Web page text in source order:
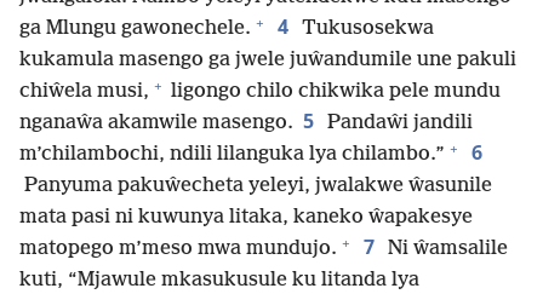
ga Mlungu gawonechele. + 4 Tukusosekwa
kukamula masengo ga jwele juŵandumile une pakuli
chiŵela musi, + ligongo chilo chikwika pele mundu
nganaŵa akamwile masengo. 5 Pandaŵi jandili
m’chilambochi, ndili lilanguka lya chilambo.” + 6
Panyuma pakuŵecheta yeleyi, jwalakwe ŵasunile
mata pasi ni kuwunya litaka, kaneko ŵapakesye
matopego m’meso mwa mundujo. + 7 Ni ŵamsalile
kuti, “Mjawule mkasukusule ku litanda lya